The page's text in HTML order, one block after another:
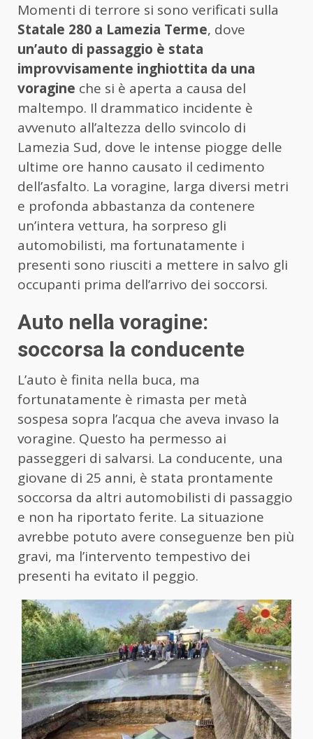
Momenti di terrore si sono verificati sulla
Statale 280 a Lamezia Terme, dove
un’auto di passaggio è stata
improvvisamente inghiottita da una
voragine che si è aperta a causa del
maltempo. Il drammatico incidente è
avvenuto all’altezza dello svincolo di
Lamezia Sud, dove le intense piogge delle
ultime ore hanno causato il cedimento
dell’asfalto. La voragine, larga diversi metri
e profonda abbastanza da contenere
un’intera vettura, ha sorpreso gli
automobilisti, ma fortunatamente i
presenti sono riusciti a mettere in salvo gli
occupanti prima dell’arrivo dei soccorsi.
Auto nella voragine:
soccorsa la conducente
L’auto è finita nella buca, ma
fortunatamente è rimasta per metà
sospesa sopra l’acqua che aveva invaso la
voragine. Questo ha permesso ai
passeggeri di salvarsi. La conducente, una
giovane di 25 anni, è stata prontamente
soccorsa da altri automobilisti di passaggio
e non ha riportato ferite. La situazione
avrebbe potuto avere conseguenze ben più
gravi, ma l’intervento tempestivo dei
presenti ha evitato il peggio.